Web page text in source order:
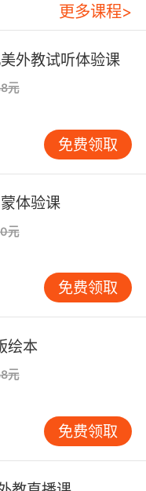
课是培养学生跨文
化的重要载体，在
家的文化背景、
生的英语综合素
，学生们有机会深
可以收集关于英
日庆典、传统美
并将这些内容以手
过程中，学生们不
感受到不同文化
制作关于圣诞节的
诞节的起源、传统
们会发现自己国家
着很大的不同，这
地理解文化的多样
促进学生之间的文
互相展示自己的
家文化。这种交
视野，还能够培养
国语言学家克拉
也是了解和掌握另
设计课为学生们提
文化的平台，有助
们在未来的跨文
更多课程>
外教试听体验课
元
免费领取
体验课
元
免费领取
绘本
元
免费领取